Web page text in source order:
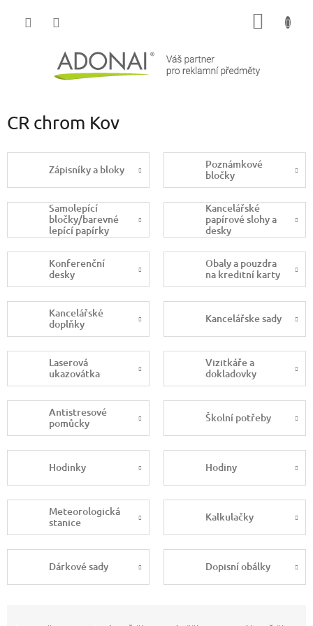
CR chrom Kov
Zápisníky a bloky
Poznámkové
bločky
Samolepící
bločky/barevné
lepící papírky
Kancelářské
papírové slohy a
desky
Konferenční
desky
Obaly a pouzdra
na kreditní karty
Kancelářské
doplňky
Kancelářske sady
Laserová
ukazovátka
Vizitkáře a
dokladovky
Antistresové
pomůcky
Školní potřeby
Hodinky Hodiny
Meteorologická
stanice
Kalkulačky
Dárkové sady Dopisní obálky